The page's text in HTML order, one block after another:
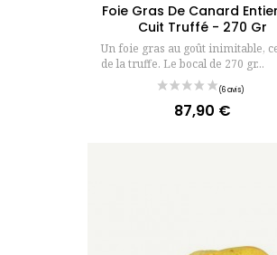
Foie Gras De Canard
Cuit Truffé - 270 Gr
Un foie gras au goût inimitable,
de la truffe. Le bocal de 270 gr...
Prix
87,90 €